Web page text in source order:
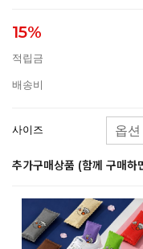
15%
적립금
배송비
사이즈
추가구매상품 (함께 구매하